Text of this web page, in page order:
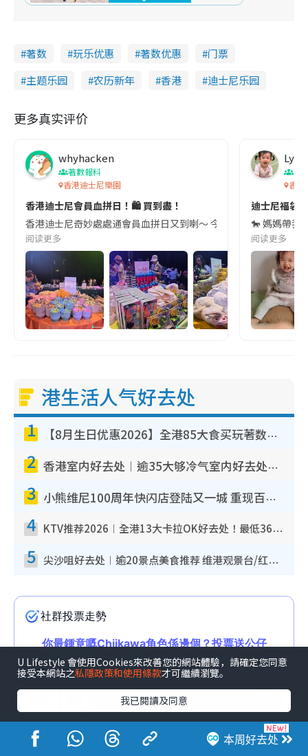
著数 玩乐优惠 著数优惠
门票
主题乐园
农历新年 香港 迪士尼乐园
更多真实评价
whyhacken
著數報料
香港迪士尼樂園
香港迪士尼會員血拼日！🛍️ 買到盡！
香港迪士尼奇妙處處通會員血拼日又到喇～ 今次夏季購物日由9
阅读更多
潮
香港
迪士尼福袋
🐎 媽媽帶我
阅读更多
港生活人气好去处
1 【8月生日优惠2026】全港85大食买玩著数攻略 自助餐/火锅放题同行免费＋诚品/DONKI送现金券
2 香港室内好去处︱逾35大够冷气室内好去处推荐 室内活动免费避雨无惧下雨
3 小熊维尼100周年快闪店登陆又一城 重现百亩森林经典场景／独家限定盲盒登场／专属DIY香水
4 KTV推荐2026︱全港13大卡拉OK好去处！最低36元起 日语歌都有！(附地址+收费详情)
5 尖沙咀好去处︱逾20景点美食推荐 维港观景台/红磡古迹/九龙公园/室内游乐场
本周好去处
U Lifestyle 會使用Cookies來改善您的網站體驗，請確定您同意
接受本網站之私隱政策和使用條款才可繼續瀏覽。
我已閱讀及同意